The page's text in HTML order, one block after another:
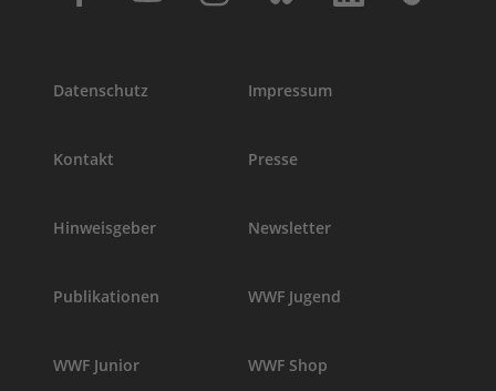
Datenschutz Impressum
Kontakt Presse
Hinweisgeber Newsletter
Publikationen WWF Jugend
WWF Junior WWF Shop